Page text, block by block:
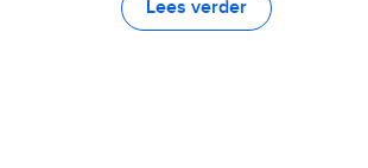
Lees verder